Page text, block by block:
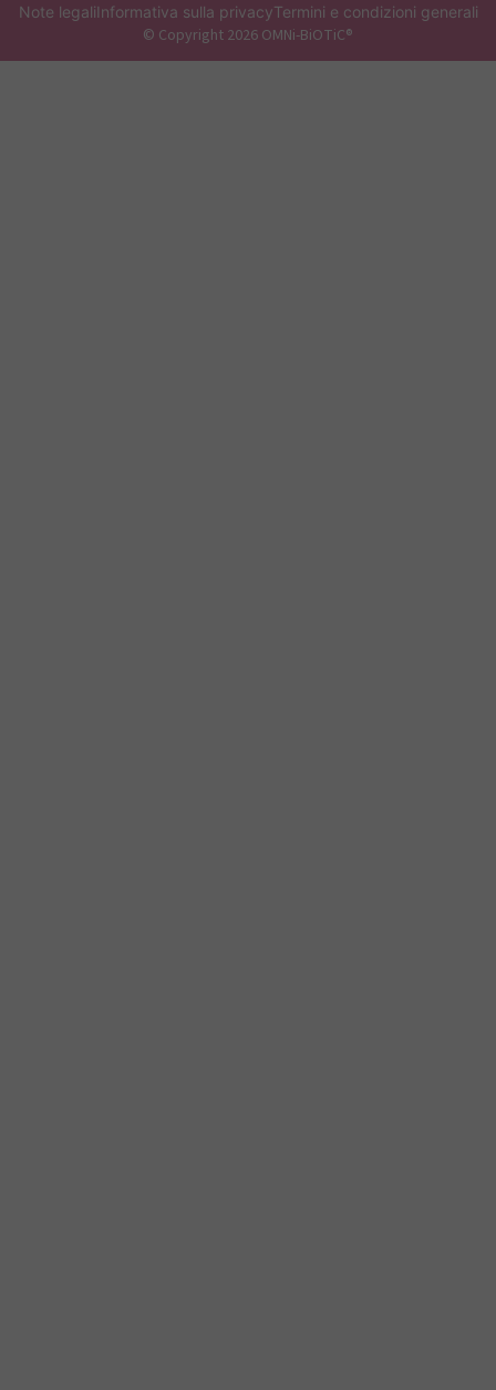
Note legaliInformativa sulla privacyTermini e condizioni generali
© Copyright 2026 OMNi-BiOTiC®